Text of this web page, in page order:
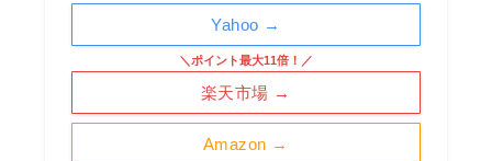
Amazon →
＼ポイント最大11倍！／
楽天市場 →
Yahoo →